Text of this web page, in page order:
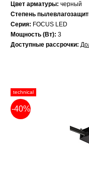
Цвет арматуры: черный
Степень
Серия: FOCUS LED
Мощность (Вт): 3
Доступные рассрочки:
technical
-40%